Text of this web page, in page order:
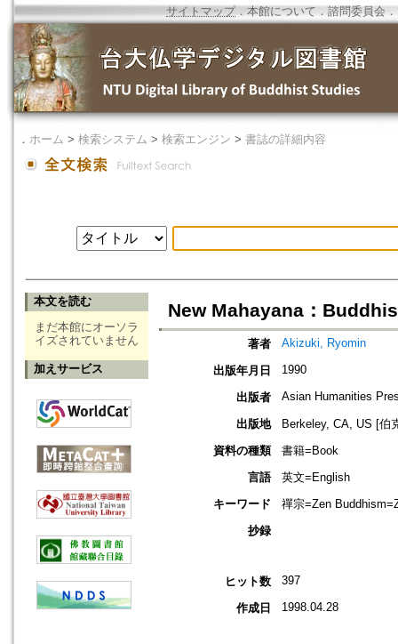
サイトマップ．本館について ． 諮問委員会 ．
． ホーム > 検索システム > 検索エンジン > 書誌の詳細内容
本文を読む
まだ本館にオーソラ
イズされていません
加えサービス
New Mahayana：
著者 Akizuki, Ryomin
出版年月日 1990
出版者 Asian Humanities
出版地
Berkeley, CA, US [伯
資料の種類
書籍=Book
言語
英文=English
キーワード
禪宗=Zen
抄録
ヒット数 397
作成日 1998.04.28